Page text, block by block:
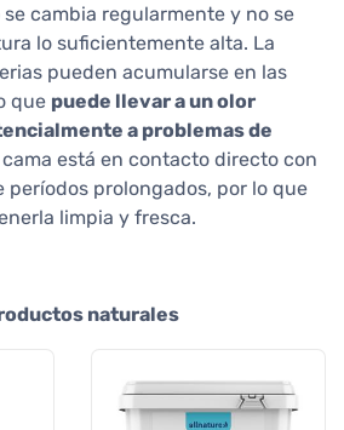
cambia regularmente y no se
lo suficientemente alta. La
pueden acumularse en las
que puede llevar a un olor
a problemas de
cama está en contacto directo con
prolongados, por lo que
limpia y fresca.
naturales